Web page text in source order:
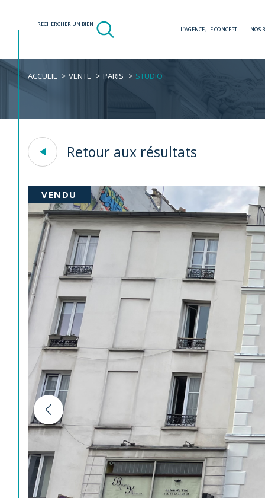
L'AGENCE, LE CONCEPT NOS
RECHERCHER UN BIEN
ACCUEIL VENTE PARIS STUDIO
Retour aux résultats
VENDU